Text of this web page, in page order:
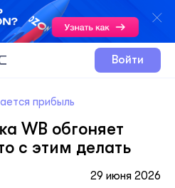
Войти
прибыль
WB обгоняет
с этим делать
29 июня 2026